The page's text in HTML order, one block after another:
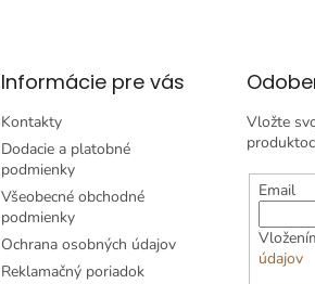
Informácie pre vás
Kontakty
Dodacie a platobné
podmienky
Všeobecné obchodné
podmienky
Ochrana osobných údajov
Reklamačný poriadok
Vložte
Email
údajov